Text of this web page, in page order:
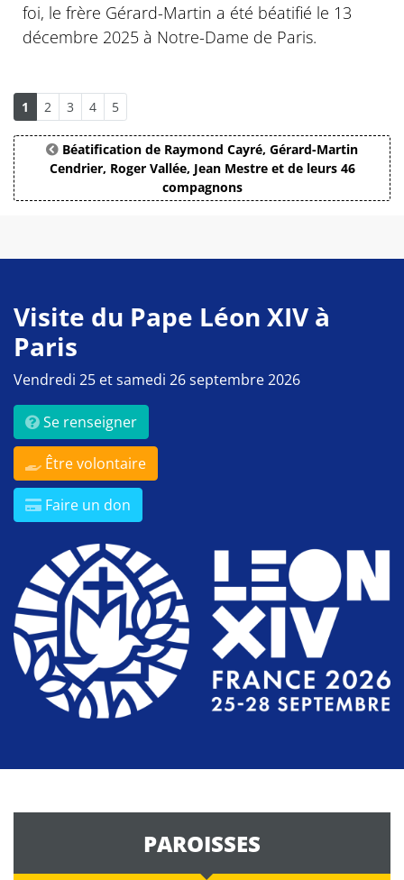
foi, le frère Gérard-Martin a été béatifié le 13
décembre 2025 à Notre-Dame de Paris.
1 2 3 4 5
Béatification de Raymond Cayré, Gérard-Martin
Cendrier, Roger Vallée, Jean Mestre et de leurs 46
compagnons
Visite du Pape Léon XIV à
Paris
Vendredi 25 et samedi 26 septembre 2026
Se renseigner
Être volontaire
Faire un don
PAROISSES